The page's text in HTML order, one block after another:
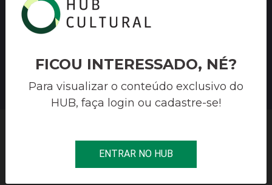
Receita e PGFN prorrogam
certidões conjuntas
>CORONAVÍRUS>RECEITA E PGFN
FICOU INTERESSADO, NÉ?
Para visualizar o conteúdo exclusivo do
HUB, faça login ou cadastre-se!
ENTRAR NO HUB